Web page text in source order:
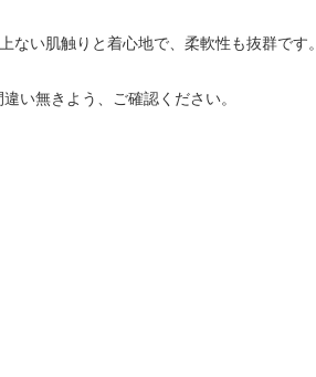
ない肌触りと着心地で、柔軟性も抜群です。
い無きよう、ご確認ください。